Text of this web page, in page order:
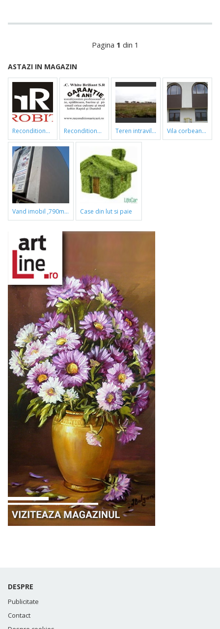
Pagina 1 din 1
ASTAZI IN MAGAZIN
reconditionari cazi de baie reconditionari cazi de baie teren intravilan vila corbeanca
vand imobil ,790m,piata gorjului,pret negociabil case din lut si paie
DESPRE
Publicitate
Contact